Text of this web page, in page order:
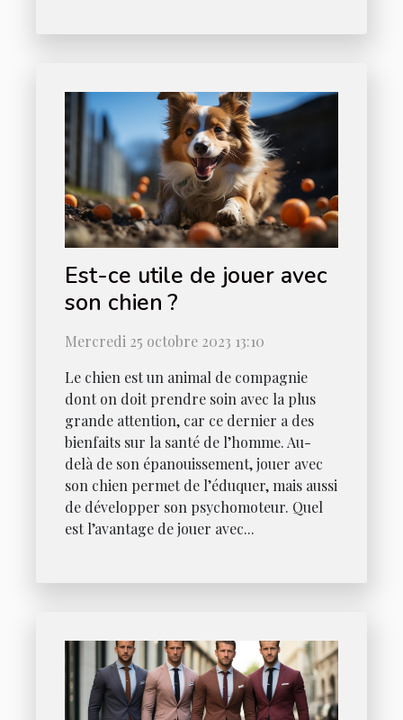
Est-ce utile de jouer avec
son chien ?
Mercredi 25 octobre 2023 13:10
Le chien est un animal de compagnie
dont on doit prendre soin avec la plus
grande attention, car ce dernier a des
bienfaits sur la santé de l’homme. Au-
delà de son épanouissement, jouer avec
son chien permet de l’éduquer, mais aussi
de développer son psychomoteur. Quel
est l’avantage de jouer avec...